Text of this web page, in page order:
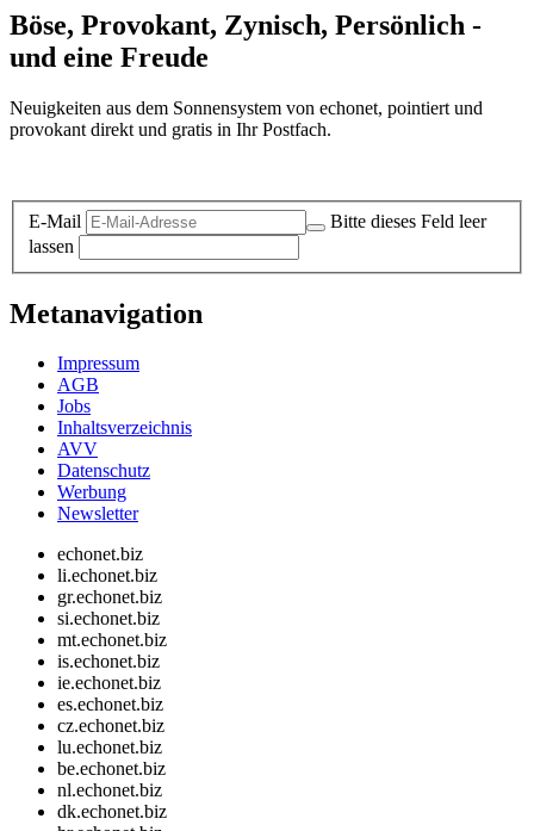
Böse, Provokant, Zynisch, Persönlich -
und eine Freude
Neuigkeiten aus dem Sonnensystem von echonet, pointiert und
provokant direkt und gratis in Ihr Postfach.
E-Mail
Bitte dieses Feld leer
lassen
Metanavigation
Impressum
AGB
Jobs
Inhaltsverzeichnis
AVV
Datenschutz
Werbung
Newsletter
echonet.biz
li.echonet.biz
gr.echonet.biz
si.echonet.biz
mt.echonet.biz
is.echonet.biz
ie.echonet.biz
es.echonet.biz
cz.echonet.biz
lu.echonet.biz
be.echonet.biz
nl.echonet.biz
dk.echonet.biz